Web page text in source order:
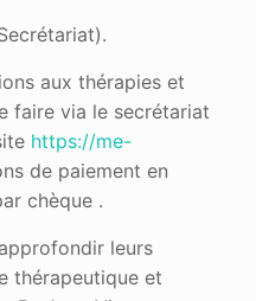
aux thérapies et
faire via le secrétariat
https://me-
de paiement en
chèque​ .
leurs
thérapeutique et